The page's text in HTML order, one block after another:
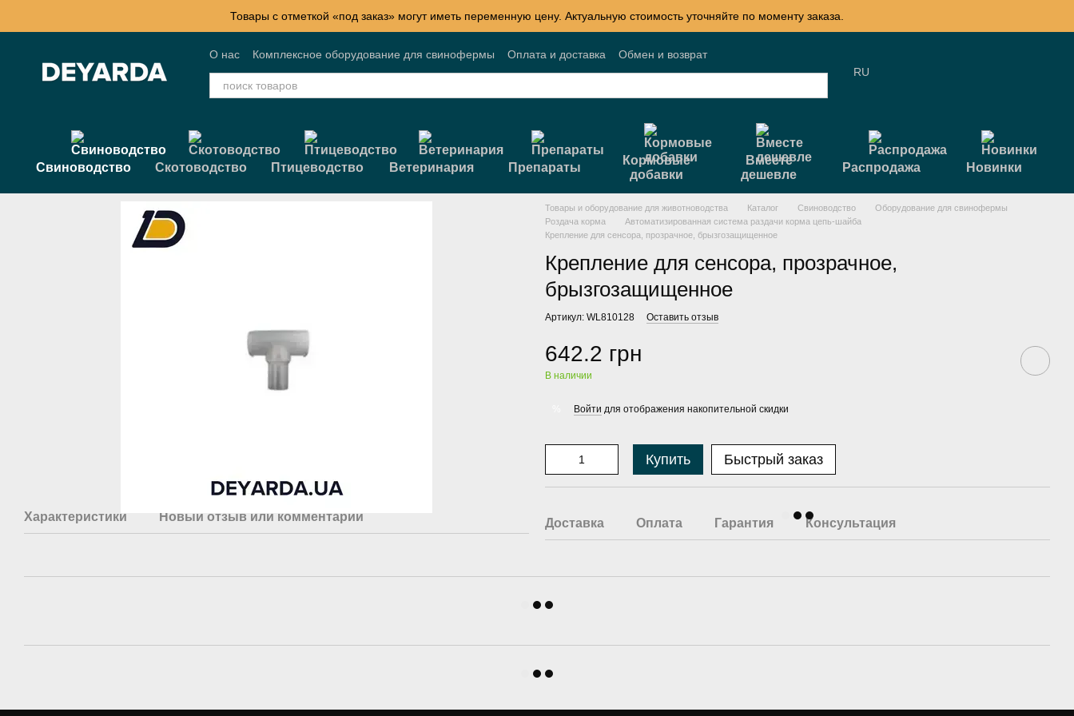
Товары с отметкой «под заказ» могут иметь переменную цену. Актуальную стоимость уточняйте по моменту заказа.
О нас Комплексное оборудование для свинофермы Оплата и доставка
Обмен и возврат
Контактная информация
Блог Акции Договор публичной оферты RU
Свиноводство Скотоводство Птицеводство Ветеринария Препараты
Кормовые
добавки
Вместе
дешевле
Распродажа Новинки
Характеристики Новый отзыв или комментарий
Товары и оборудование для животноводства Каталог Свиноводство
Оборудование для свинофермы
Роздача корма
Автоматизированная система раздачи корма цепь-шайба
Крепление для сенсора, прозрачное, брызгозащищенное
Крепление для сенсора, прозрачное,
брызгозащищенное
Артикул: WL810128 Оставить отзыв
642.2 грн
В наличии
Войти для отображения накопительной скидки
Купить Быстрый заказ
Доставка Оплата Гарантия Консультация